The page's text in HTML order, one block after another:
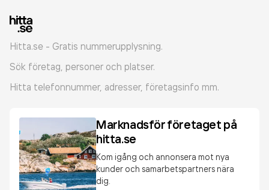
Hitta.se - Gratis nummerupplysning.
Sök företag, personer och platser.
Hitta telefonnummer, adresser, företagsinfo mm.
Marknadsför företaget på
hitta.se
Kom igång och annonsera mot nya
kunder och samarbetspartners nära
dig.